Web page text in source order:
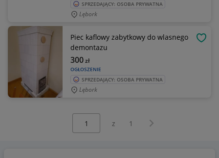
SPRZEDAJĄCY: OSOBA PRYWATNA
Lębork
Piec kaflowy zabytkowy do wlasnego
demontazu
OGŁOSZENIE
300zł
SPRZEDAJĄCY: OSOBA PRYWATNA
Lębork
z 1 Następna strona